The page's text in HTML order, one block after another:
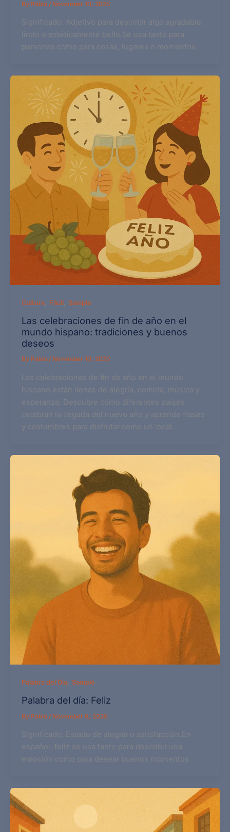
By Pablo / November 10, 2025
Significado: Adjetivo para describir algo agradable,
lindo o estéticamente bello.Se usa tanto para
personas como para cosas, lugares o momentos.
Cultura, Fácil, Sample
Las celebraciones de fin de año en el
mundo hispano: tradiciones y buenos
deseos
By Pablo / November 10, 2025
Las celebraciones de fin de año en el mundo
hispano están llenas de alegría, comida, música y
esperanza. Descubre cómo diferentes países
celebran la llegada del nuevo año y aprende frases
y costumbres para disfrutar como un local.
Palabra del Día, Sample
Palabra del día: Feliz
By Pablo / November 9, 2025
Significado: Estado de alegría o satisfacción.En
español, feliz se usa tanto para describir una
emoción como para desear buenos momentos